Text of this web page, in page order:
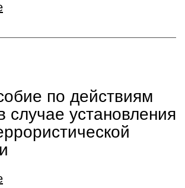
по действиям
случае установления